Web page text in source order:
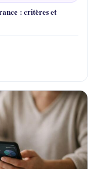
: critères et